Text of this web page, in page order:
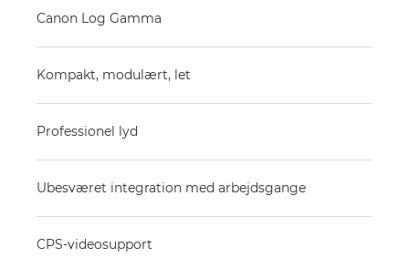
Canon Log Gamma
Kompakt, modulært, let
Professionel lyd
Ubesværet integration med arbejdsgange
CPS-videosupport